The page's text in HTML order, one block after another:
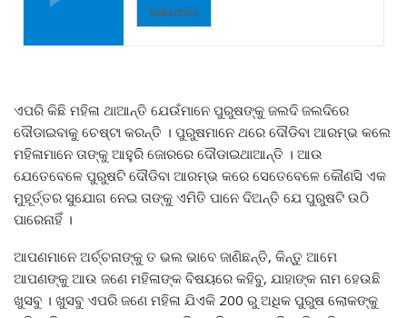
Subscribe
ଏପରି କିଛି ମହିଳା ଥାଆନ୍ତି ଯେଉଁମାନେ ପୁରୁଷଙ୍କୁ ଜଲଦି ଜଲଦିରେ
ଦୌଡାଇବାକୁ ଚେଷ୍ଟା କରନ୍ତି । ପୁରୁଷମାନେ ଥରେ ଦୌଡିବା ଆରମ୍ଭ କଲେ
ମହିଳାମାନେ ତାଙ୍କୁ ଆହୁରି ଜୋରରେ ଦୌଡାଇଥାଆନ୍ତି । ଆଉ
ଯେତେବେଳେ ପୁରୁଷଟି ଦୌଡିବା ଆରମ୍ଭ କରେ ସେତେବେଳେ କୌଣସି ଏକ
ମୁହୂର୍ତ୍ତର ସୁଯୋଗ ନେଇ ତାଙ୍କୁ ଏମିତି ପାନେ ଦିଅନ୍ତି ଯେ ପୁରୁଷଟି ଉଠି
ପାରେନାହିଁ ।
ଆପଣମାନେ ଅର୍ଚ୍ଚନାଙ୍କୁ ତ ଭଲ ଭାବେ ଜାଣିଛନ୍ତି, କିନ୍ତୁ ଆମେ
ଆପଣଙ୍କୁ ଆଉ ଜଣେ ମହିଳାଙ୍କ ବିଷୟରେ କହିବୁ, ଯାହାଙ୍କ ନାମ ହେଉଛି
ଖୁସବୁ । ଖୁସବୁ ଏପରି ଜଣେ ମହିଳା ଯିଏକି 200 ରୁ ଅଧିକ ପୁରୁଷ ଲୋକଙ୍କୁ